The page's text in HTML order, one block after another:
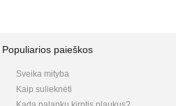
Populiarios paieškos
Sveika mityba
Kaip sulieknėti